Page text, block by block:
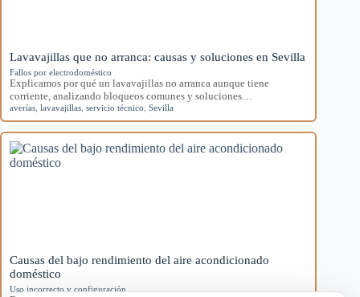
Lavavajillas que no arranca: causas y soluciones en Sevilla
Fallos por electrodoméstico
Explicamos por qué un lavavajillas no arranca aunque tiene
corriente, analizando bloqueos comunes y soluciones…
averías lavavajillas servicio técnico Sevilla
Causas del bajo rendimiento del aire acondicionado
doméstico
Uso incorrecto y configuración